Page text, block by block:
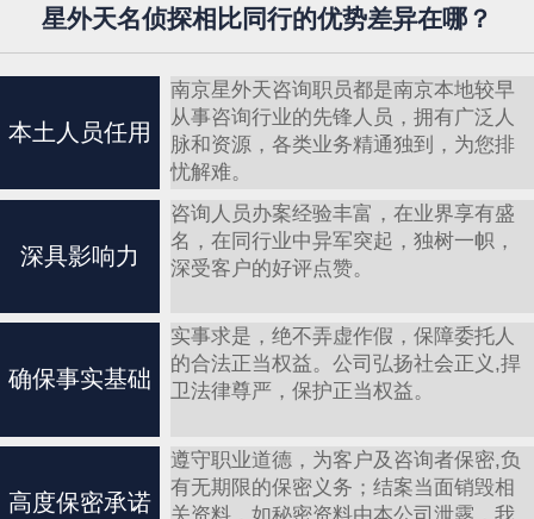
星外天名侦探相比同行的优势差异在哪？
本土人员任用
南京星外天咨询职员都是南京本地较早
从事咨询行业的先锋人员，拥有广泛人
脉和资源，各类业务精通独到，为您排
忧解难。
深具影响力
咨询人员办案经验丰富，在业界享有盛
名，在同行业中异军突起，独树一帜，
深受客户的好评点赞。
确保事实基础
实事求是，绝不弄虚作假，保障委托人
的合法正当权益。公司弘扬社会正义,捍
卫法律尊严，保护正当权益。
高度保密承诺
遵守职业道德，为客户及咨询者保密,负
有无期限的保密义务；结案当面销毁相